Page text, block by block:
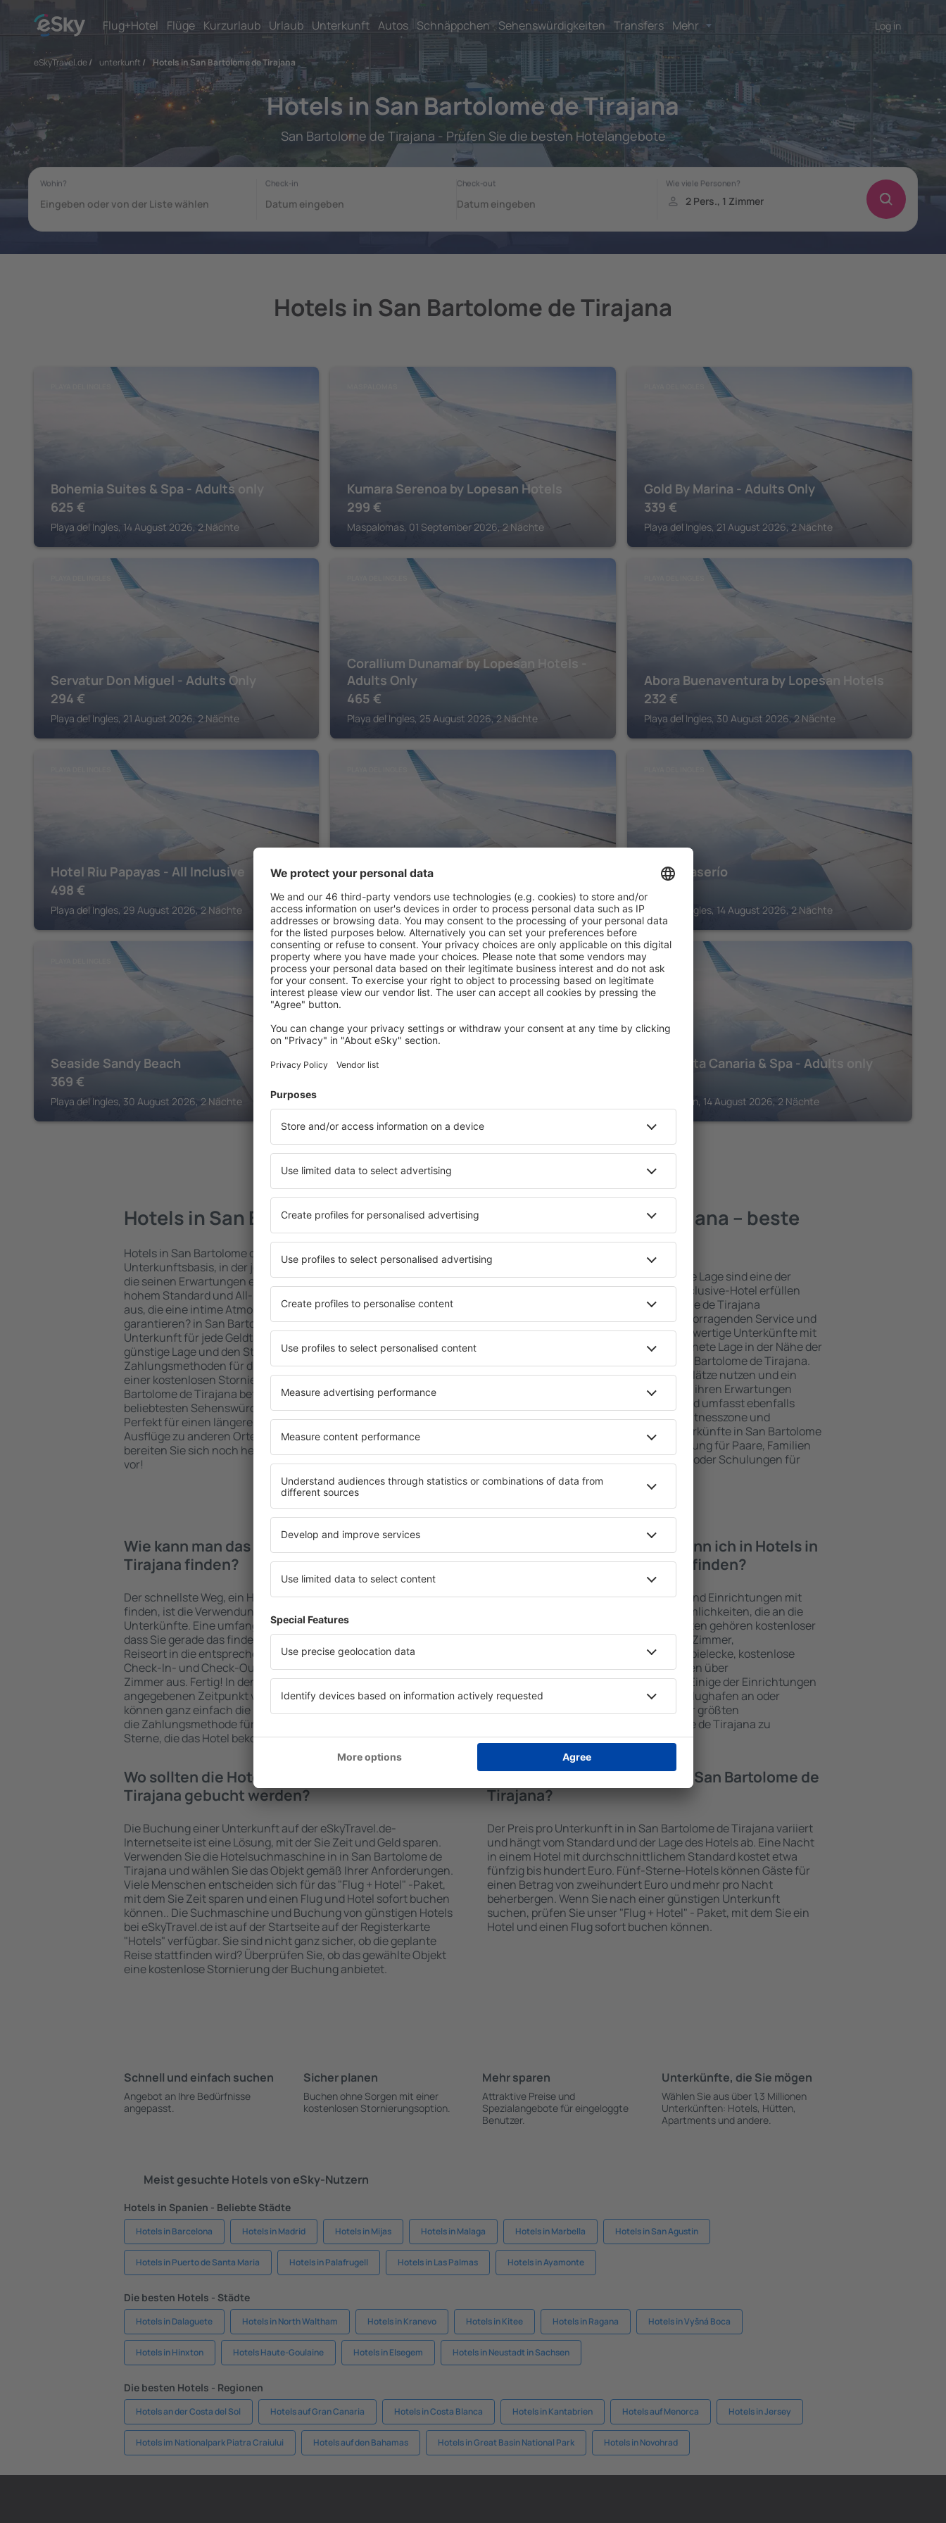
Flug+Hotel Flüge Kurzurlaub Urlaub Unterkunft Autos Schnäppchen Sehenswürdigkeiten Transfers Mehr Log in
eSkyTravel.de/ unterkunft / Hotels in San Bartolome de Tirajana
Hotels in San Bartolome de Tirajana
San Bartolome de Tirajana - Prüfen Sie die besten Hotelangebote
Hotels in San Bartolome de Tirajana
Bohemia Suites & Spa - Adults only
625 €
Playa del Ingles, 14 August 2026, 2 Nächte
Kumara Serenoa by Lopesan Hotels
299 €
Maspalomas, 01 September 2026, 2 Nächte
Gold By Marina - Adults Only
339 €
Playa del Ingles, 21 August 2026, 2 Nächte
Servatur Don Miguel - Adults Only
294 €
Playa del Ingles, 21 August 2026, 2 Nächte
Corallium Dunamar by Lopesan Hotels -
Adults Only
465 €
Playa del Ingles, 25 August 2026, 2 Nächte
Abora Buenaventura by Lopesan Hotels
232 €
Playa del Ingles, 30 August 2026, 2 Nächte
Hotel Riu Papayas - All Inclusive
498 €
Playa del Ingles, 29 August 2026, 2 Nächte
Hotel LIVVO Anamar Suites
242
Playa del Ingles, 14 August 2026, 2 Nächte
Hotel Caserío
Playa del Ingles, 14 August 2026, 2 Nächte
Seaside Sandy Beach
369 €
Playa del Ingles, 30 August 2026, 2 Nächte
PLAYA DEL INGLES
Barceló Margaritas Royal Level - Adults
Only
SAN AGUSTIN
Bull Costa Canaria & Spa - Adults only
San Agustin, 14 August 2026, 2 Nächte
Mehr Hotels ansehen in San Bartolome de Tirajana
Hotels in San Bartolome de Tirajana
Hotels in San Bartolome de Tirajana sind eine vielfältige
Unterkunftsbasis, in der jeder Reisende eine Unterkunft findet,
die seinen Erwartungen entspricht. Sie bevorzugen ein Hotel mit
hohem Standard und All-Inclusive-Angebot oder wählen Hotels
aus, die eine intime Atmosphäre und günstige Unterkünfte
garantieren? in San Bartolome de Tirajana können Sie eine
Unterkunft für jede Geldtasche buchen! Wählen Sie eine
günstige Lage und den Standard des Hotels sowie die
Zahlungsmethoden für die Unterkunft aus und die Möglichkeit
einer kostenlosen Stornierung der Buchung. Hotels in San
Bartolome de Tirajana befinden sich sowohl in der Nähe der
beliebtesten Sehenswürdigkeiten als auch abseits der Masse.
Perfekt für einen längeren Aufenthalt und als Ausgangspunkt für
Ausflüge zu anderen Orten. Wählen Sie ein Hotel für sich aus und
bereiten Sie sich noch heute auf Ihre Reise oder Geschäftsreise
vor!
San Bartolome de Tirajana – beste
Hotels
Umfassender Service und eine attraktive Lage sind eine der
wichtigsten Bedingungen, die ein All-Inclusive-Hotel erfüllen
muss. Die besten Hotels in San Bartolome de Tirajana
garantieren den Hotelgästen einen hervorragenden Service und
eine Reihe von Annehmlichkeiten. Hochwertige Unterkünfte mit
gutem Standard bieten eine ausgezeichnete Lage in der Nähe der
wichtigsten Sehenswürdigkeiten in San Bartolome de Tirajana.
Die Gäste können die kostenlosen Parkplätze nutzen und ein
Zimmer oder Apartment auswählen, das ihren Erwartungen
entspricht. Ein Hotel mit hohem Standard umfasst ebenfalls
abwechslungsreiches Menü, SPA oder Fitnesszone und
Attraktionen für Kinder. Die besten Unterkünfte in San Bartolome
de Tirajana sind eine hervorragende Lösung für Paare, Familien
sowie Personen, die geschäftlich reisen oder Schulungen für
ihre Mitarbeiter organisieren möchten.
Wie kann man das Hotel in in San Bartolome de
Tirajana finden?
Der schnellste Weg, ein Hotel in San Bartolome de Tirajana zu
finden, ist die Verwendung der eSky-Suchmaschine für
Unterkünfte. Eine umfangreiche Unterkunftsbasis garantiert,
dass Sie gerade das finden, wonach Sie suchen. Geben Sie den
Reiseort in die entsprechenden Suchfelder ein, wählen Sie die
Check-In- und Check-Out-Daten sowie die Anzahl der Gäste und
Zimmer aus. Fertig! In den Suchergebnissen werden die zum
angegebenen Zeitpunkt verfügbaren Objekte angezeigt. Sie
können ganz einfach die Entfernung des Hotels vom Zentrum,
die Zahlungsmethode für die Unterkunft oder die Anzahl der
Sterne, die das Hotel bekommen hat, überprüfen.
Welche Annehmlichkeiten kann ich in Hotels in
in San Bartolome de Tirajana finden?
Hotels in in San Bartolome de Tirajana sind Einrichtungen mit
verschiedenen Standards sowie Annehmlichkeiten, die an die
Gäste angepasst sind . Zu den beliebtesten gehören kostenloser
WLAN-Zugang, SPA-Zone, Bar / Safe im Zimmer,
Konferenzzentrum, Essbereich, Kinderspielecke, kostenlose
Parkplätze sowie Informationsbroschüren über
Sehenswürdigkeiten in der Umgebung. Einige der Einrichtungen
bieten auch einen Transport vom/zum Flughafen an oder
empfehlen, Ausflüge auf den Spuren der größten
Sehenswürdigkeiten in in San Bartolome de Tirajana zu
unternehmen.
Wo sollten die Hotels in in San Bartolome de
Tirajana gebucht werden?
Die Buchung einer Unterkunft auf der eSkyTravel.de-
Internetseite ist eine Lösung, mit der Sie Zeit und Geld sparen.
Verwenden Sie die Hotelsuchmaschine in in San Bartolome de
Tirajana und wählen Sie das Objekt gemäß Ihrer Anforderungen.
Viele Menschen entscheiden sich für das "Flug + Hotel" -Paket,
mit dem Sie Zeit sparen und einen Flug und Hotel sofort buchen
können.. Die Suchmaschine und Buchung von günstigen Hotels
bei eSkyTravel.de ist auf der Startseite auf der Registerkarte
"Hotels" verfügbar. Sie sind nicht ganz sicher, ob die geplante
Reise stattfinden wird? Überprüfen Sie, ob das gewählte Objekt
eine kostenlose Stornierung der Buchung anbietet.
Wie viel kostet ein Hotel in in San Bartolome de
Tirajana?
Der Preis pro Unterkunft in in San Bartolome de Tirajana variiert
und hängt vom Standard und der Lage des Hotels ab. Eine Nacht
in einem Hotel mit durchschnittlichem Standard kostet etwa
fünfzig bis hundert Euro. Fünf-Sterne-Hotels können Gäste für
einen Betrag von zweihundert Euro und mehr pro Nacht
beherbergen. Wenn Sie nach einer günstigen Unterkunft
suchen, prüfen Sie unser "Flug + Hotel" - Paket, mit dem Sie ein
Hotel und einen Flug sofort buchen können.
Schnell und einfach suchen
Angebot an Ihre Bedürfnisse
angepasst.
Sicher planen
Buchen ohne Sorgen mit einer
kostenlosen Stornierungsoption.
Mehr sparen
Attraktive Preise und
Spezialangebote für eingeloggte
Benutzer.
Unterkünfte, die Sie mögen
Wählen Sie aus über 1,3 Millionen
Unterkünften: Hotels, Hütten,
Apartments und andere.
Meist gesuchte Hotels von eSky-Nutzern
Hotels in Spanien - Beliebte Städte
Hotels in Barcelona Hotels in Madrid Hotels in Mijas Hotels in Malaga Hotels in Marbella Hotels in San Agustin
Hotels in Puerto de Santa Maria Hotels in Palafrugell Hotels in Las Palmas Hotels in Ayamonte
Die besten Hotels - Städte
Hotels in Dalaguete Hotels in North Waltham Hotels in Kranevo Hotels in Kitee Hotels in Ragana Hotels in Vyšná Boca
Hotels in Hinxton Hotels Haute-Goulaine Hotels in Elsegem Hotels in Neustadt in Sachsen
Die besten Hotels - Regionen
Hotels an der Costa del Sol Hotels auf Gran Canaria Hotels in Costa Blanca Hotels in Kantabrien Hotels auf Menorca Hotels in Jersey
Hotels im Nationalpark Piatra Craiului Hotels auf den Bahamas Hotels in Great Basin National Park Hotels in Novohrad